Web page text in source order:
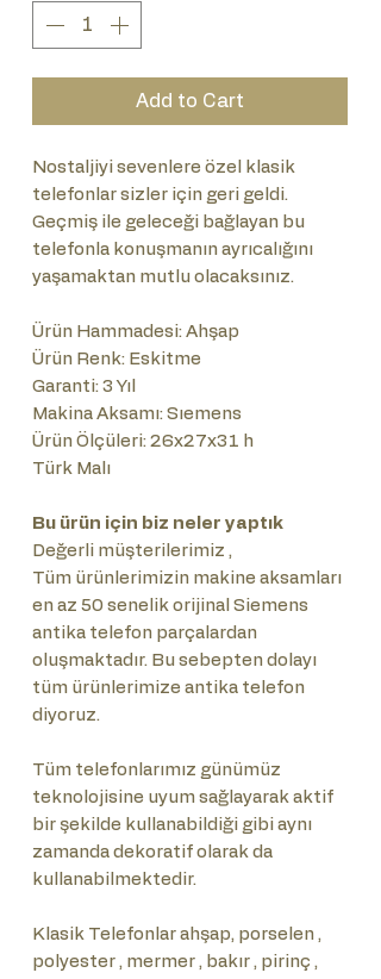
Add to Cart
Nostaljiyi sevenlere özel klasik
telefonlar sizler için geri geldi.
Geçmiş ile geleceği bağlayan bu
telefonla konuşmanın ayrıcalığını
yaşamaktan mutlu olacaksınız.
Ürün Hammadesi: Ahşap
Ürün Renk: Eskitme
Garanti: 3 Yıl
Makina Aksamı: Sıemens
Ürün Ölçüleri: 26x27x31 h
Türk Malı
Bu ürün için biz neler yaptık
Değerli müşterilerimiz ,
Tüm ürünlerimizin makine aksamları
en az 50 senelik orijinal Siemens
antika telefon parçalardan
oluşmaktadır. Bu sebepten dolayı
tüm ürünlerimize antika telefon
diyoruz.
Tüm telefonlarımız günümüz
teknolojisine uyum sağlayarak aktif
bir şekilde kullanabildiği gibi aynı
zamanda dekoratif olarak da
kullanabilmektedir.
Klasik Telefonlar ahşap, porselen ,
polyester , mermer , bakır , pirinç ,